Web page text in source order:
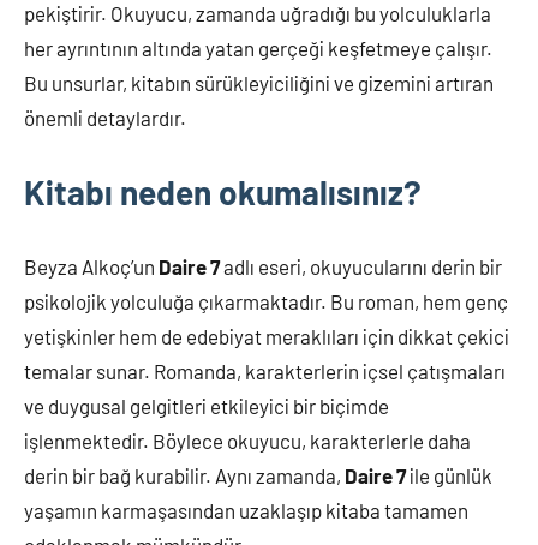
pekiştirir. Okuyucu, zamanda uğradığı bu yolculuklarla
her ayrıntının altında yatan gerçeği keşfetmeye çalışır.
Bu unsurlar, kitabın sürükleyiciliğini ve gizemini artıran
önemli detaylardır.
Kitabı neden okumalısınız?
Beyza Alkoç’un Daire 7adlı eseri, okuyucularını derin bir
psikolojik yolculuğa çıkarmaktadır. Bu roman, hem genç
yetişkinler hem de edebiyat meraklıları için dikkat çekici
temalar sunar. Romanda, karakterlerin içsel çatışmaları
ve duygusal gelgitleri etkileyici bir biçimde
işlenmektedir. Böylece okuyucu, karakterlerle daha
derin bir bağ kurabilir. Aynı zamanda, Daire 7ile günlük
yaşamın karmaşasından uzaklaşıp kitaba tamamen